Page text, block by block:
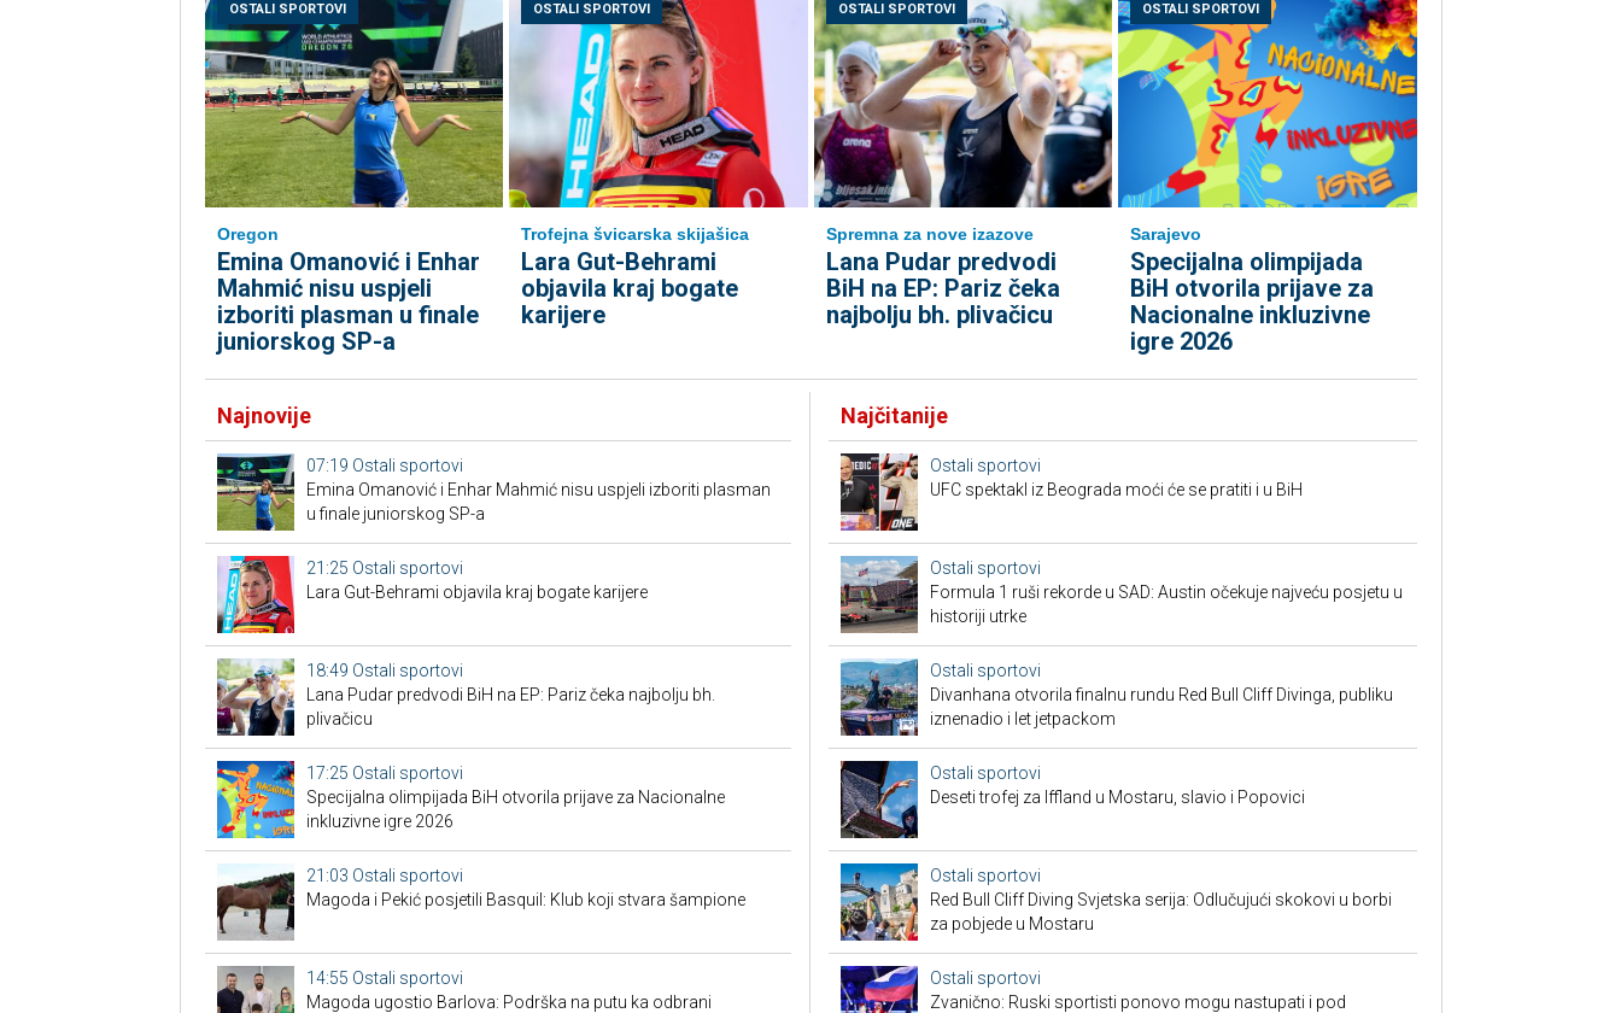
OSTALI SPORTOVI
Oregon
Emina Omanović i Enhar
Mahmić nisu uspjeli
izboriti plasman u finale
juniorskog SP-a
OSTALI SPORTOVI
Trofejna švicarska skijašica
Lara Gut-Behrami
objavila kraj bogate
karijere
OSTALI SPORTOVI
Spremna za nove izazove
Lana Pudar predvodi
BiH na EP: Pariz čeka
najbolju bh. plivačicu
OSTALI SPORTOVI
Sarajevo
Specijalna olimpijada
BiH otvorila prijave za
Nacionalne inkluzivne
igre 2026
Najnovije
07:19 Ostali sportovi
Emina Omanović i Enhar Mahmić nisu uspjeli izboriti plasman
u finale juniorskog SP-a
21:25 Ostali sportovi
Lara Gut-Behrami objavila kraj bogate karijere
18:49 Ostali sportovi
Lana Pudar predvodi BiH na EP: Pariz čeka najbolju bh.
plivačicu
17:25 Ostali sportovi
Specijalna olimpijada BiH otvorila prijave za Nacionalne
inkluzivne igre 2026
21:03 Ostali sportovi
Magoda i Pekić posjetili Basquil: Klub koji stvara šampione
14:55 Ostali sportovi
Magoda ugostio Barlova: Podrška na putu ka odbrani
Najčitanije
Ostali sportovi
UFC spektakl iz Beograda moći će se pratiti i u BiH
Ostali sportovi
Formula 1 ruši rekorde u SAD: Austin očekuje najveću posjetu u
historiji utrke
Ostali sportovi
Divanhana otvorila finalnu rundu Red Bull Cliff Divinga, publiku
iznenadio i let jetpackom
Ostali sportovi
Deseti trofej za Iffland u Mostaru, slavio i Popovici
Ostali sportovi
Red Bull Cliff Diving Svjetska serija: Odlučujući skokovi u borbi
za pobjede u Mostaru
Ostali sportovi
Zvanično: Ruski sportisti ponovo mogu nastupati i pod